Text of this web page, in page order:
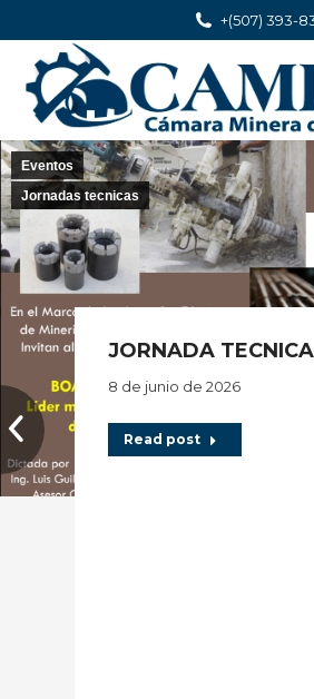
+(507) 393-
Eventos
Jornadas tecnicas
JORNADA
8 de junio de 2026
Read post